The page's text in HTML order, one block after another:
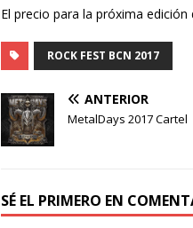
El precio para la próxima
ROCK FEST BCN 2017
ANTERIOR
MetalDays 2017 Cartel
SÉ EL PRIMERO EN